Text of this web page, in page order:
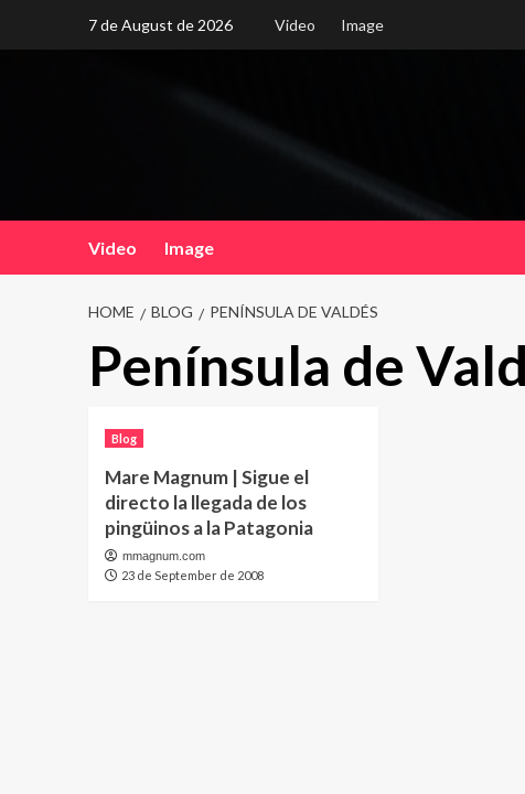
7 de August de 2026 Video Image
Video Image
HOME BLOG PENÍNSULA DE VALDÉS
Península de
Blog
Mare Magnum | Sigue el
directo la llegada de los
pingüinos a la Patagonia
mmagnum.com
23 de September de 2008